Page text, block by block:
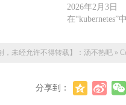
2026年2月3日
在“kubernetes”中
，未经允许不得转载】： 汤不热吧 »
分享到：